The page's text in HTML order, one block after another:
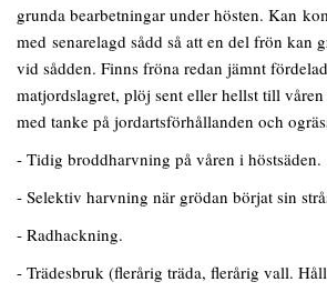
grunda bearbetningar under hösten. Kan
med senarelagd sådd så att en del frön kan
vid sådden. Finns fröna redan jämnt
matjordslagret, plöj sent eller hellst till
med tanke på jordartsförhållanden och
- Tidig broddharvning på våren i höstsäden.
- Selektiv harvning när grödan börjat sin
- Radhackning.
- Trädesbruk (flerårig träda, flerårig vall.